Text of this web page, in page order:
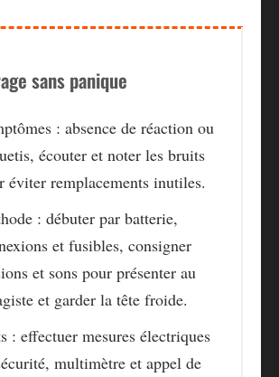
sans panique
: absence de réaction ou
écouter et noter les bruits
éviter remplacements inutiles.
: débuter par batterie,
et fusibles, consigner
et sons pour présenter au
et garder la tête froide.
: effectuer mesures électriques
multimètre et appel de